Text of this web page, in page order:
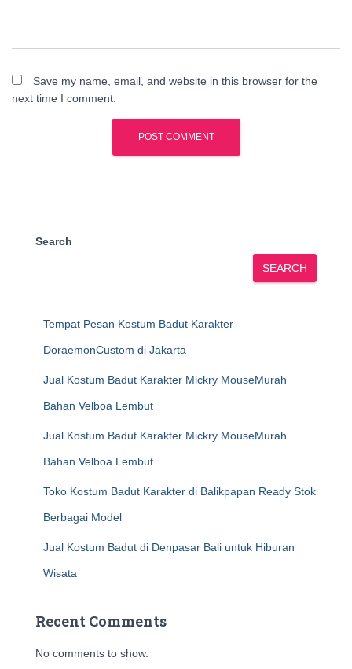
Save my name, email, and website in this browser for the
next time I comment.
Search
SEARCH
Tempat Pesan Kostum Badut Karakter
DoraemonCustom di Jakarta
Jual Kostum Badut Karakter Mickry MouseMurah
Bahan Velboa Lembut
Jual Kostum Badut Karakter Mickry MouseMurah
Bahan Velboa Lembut
Toko Kostum Badut Karakter di Balikpapan Ready Stok
Berbagai Model
Jual Kostum Badut di Denpasar Bali untuk Hiburan
Wisata
Recent Comments
No comments to show.